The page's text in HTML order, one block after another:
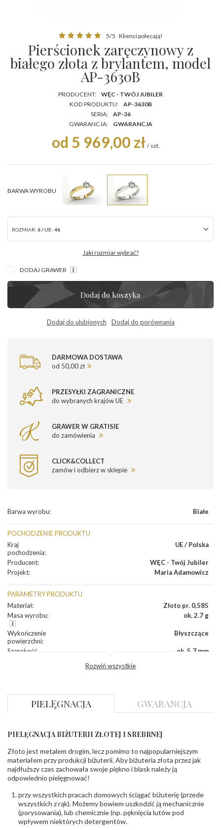
5/5 Klienci polecają!
Pierścionek zaręczynowy z
białego złota z brylantem, model
AP-3630B
PRODUCENT:
WĘC - TWÓJ JUBILER
KOD PRODUKTU:
AP-3630B
SERIA:
AP-36
GWARANCJA:
GWARANCJA
od 5 969,00 zł / szt.
BARWA WYROBU
ROZMIAR: 6 / UE- 46
Jaki rozmiar wybrać?
DODAJ GRAWER
Dodaj do koszyka
Dodaj do ulubionych Dodaj do porównania
DARMOWA DOSTAWA
od 50,00 zł
PRZESYŁKI ZAGRANICZNE
do wybranych krajów UE
GRAWER W GRATISIE
do zamówienia
CLICK&COLLECT
zamów i odbierz w sklepie
Barwa wyrobu: Białe
POCHODZENIE PRODUKTU
Kraj
pochodzenia:
UE / Polska
Producent:
WĘC - Twój Jubiler
Projekt: Maria Adamowicz
PARAMETRY PRODUKTU
Materiał:
Złoto pr. 0,585
Masa wyrobu: ok. 2.7 g
Wykończenie
powierzchni:
Błyszczące
Szerokość
ok. 5.7 mm
dół:
Szerokość szyny
bok
ok. 3 mm
DIAMENTY
Szlif:
Brylantowy okrągły
Liczba
diamentów
0.300 ct - 1 szt.
Liczba
diamentów
(łącznie)
Masa
diamentów
(łącznie):
0.3 ct
Rozwiń wszystkie
PIELĘGNACJA GWARANCJA
PIELĘGNACJA BIŻUTERII ZŁOTEJ I SREBRNEJ
Złoto jest metalem drogim, lecz pomimo to najpopularniejszym
materiałem przy produkcji biżuterii. Aby biżuteria złota przez jak
najdłuższy czas zachowała swoje piękno i blask należy ją
odpowiednio pielęgnować!
przy wszystkich pracach domowych ściągać biżuterię (przede
wszystkich z rąk). Możemy bowiem uszkodzić ją mechanicznie
(porysowania), lub chemicznie (np. pęknięcia lutów pod
wpływem niektórych detergentów.